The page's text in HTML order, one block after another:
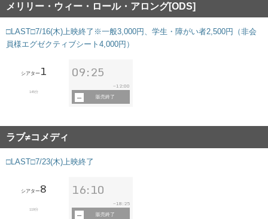
メリリー・ウィー・ロール・アロング[ODS]
□LAST□7/16(木)上映終了※一般3,000円、学生・障がい者2,500円（非会
員様エグゼクティブシート4,000円）
シアター 1
145分
09:25
~ 12:00
販売終了
ラブ≠コメディ
□LAST□7/23(木)上映終了
シアター8
119分
16:10
~18:25
販売終了